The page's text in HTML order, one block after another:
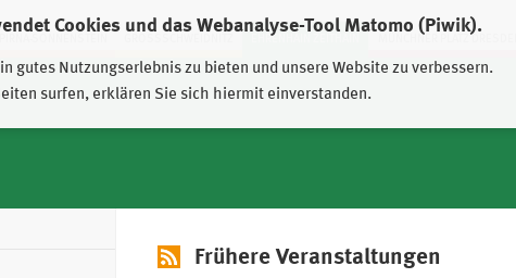
Cookies und das Webanalyse-Tool Matomo (Piwik).
gutes Nutzungserlebnis zu bieten und unsere Website zu verbessern.
surfen, erklären Sie sich hiermit einverstanden.
EHRENHAIN ZEITHAIN MÜNCHNER PLATZ DRESDEN
Frühere Veranstaltungen